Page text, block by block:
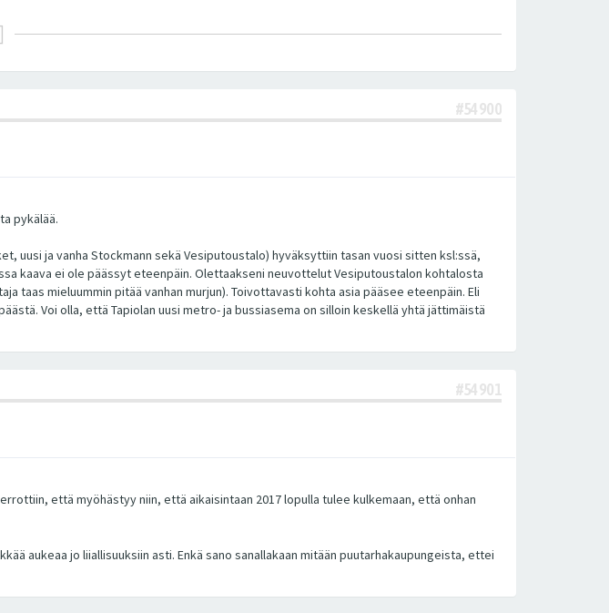
#54900
pykälää.
uusi ja vanha Stockmann sekä Vesiputoustalo) hyväksyttiin tasan vuosi sitten ksl:ssä,
kaava ei ole päässyt eteenpäin. Olettaakseni neuvottelut Vesiputoustalon kohtalosta
taas mieluummin pitää vanhan murjun). Toivottavasti kohta asia pääsee eteenpäin. Eli
Voi olla, että Tapiolan uusi metro- ja bussiasema on silloin keskellä yhtä jättimäistä
#54901
että myöhästyy niin, että aikaisintaan 2017 lopulla tulee kulkemaan, että onhan
aukeaa jo liiallisuuksiin asti. Enkä sano sanallakaan mitään puutarhakaupungeista, ettei